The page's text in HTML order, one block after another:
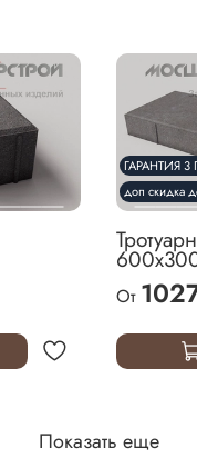
ГАРАНТИЯ 3
доп скидка
От
Показать еще